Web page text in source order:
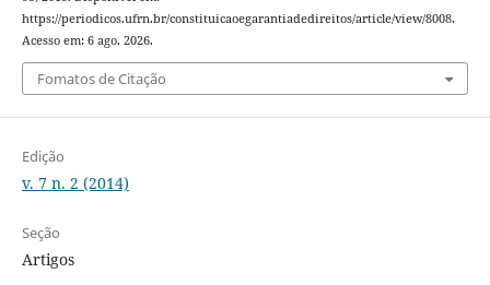
https://periodicos.ufrn.br/constituicaoegarantiadedireitos/article/view/8008.
Acesso em: 6 ago. 2026.
Fomatos de Citação
Edição
v. 7 n. 2 (2014)
Seção
Artigos